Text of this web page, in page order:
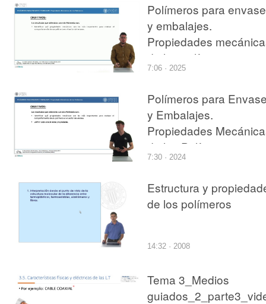
Polímeros para
y embalajes.
Propiedades
de los polímeros
7:06 · 2025
Polímeros para
y Embalajes.
Propiedades
de los Polímeros.
7:30 · 2024
Estructura y
de los polímeros
14:32 · 2008
Tema 3_Medios